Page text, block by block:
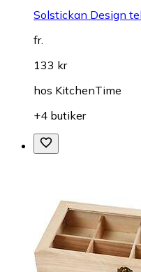
Solstickan Design
fr.
133 kr
hos KitchenTime
+4 butiker